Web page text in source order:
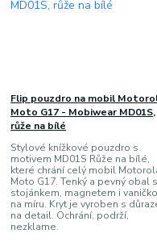
Flip pouzdro na mobil
Moto G17 - Mobiwear MD01S,
růže na bílé
Stylové knížkové pouzdro s
motivem MD01S Růže na bílé,
které chrání celý mobil
Moto G17. Tenký a pevný obal
stojánkem, magnetem i
na míru. Kryt je vyroben s
na detail. Ochrání, podrží,
nezklame.